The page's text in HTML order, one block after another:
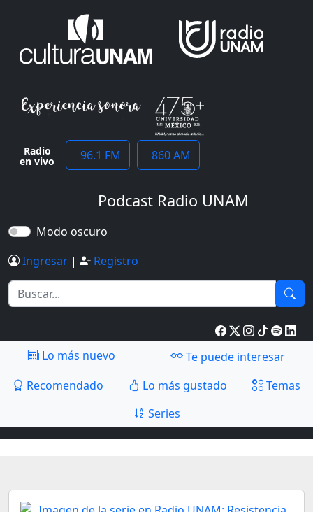
Radio
en vivo 96.1 FM 860 AM
Podcast Radio UNAM
Modo oscuro
Ingresar | Registro
Lo más nuevo
Te puede interesar
Recomendado
Lo más gustado
Temas
Series